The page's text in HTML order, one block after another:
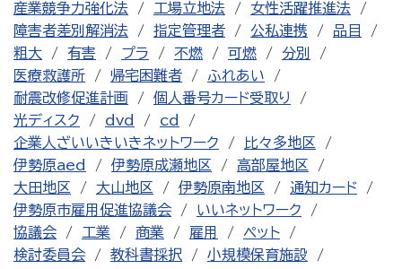
産業競争力強化法
工場立地法
女性活躍推進法
障害者差別解消法
指定管理者 公私連携
品目
粗大
有害 プラ 不燃 可燃
分別
医療救護所
帰宅困難者
ふれあい
耐震改修促進計画
個人番号カード受取り
光ディスク
dvd
cd
企業人ざいいきいきネットワーク
比々多地区
伊勢原aed
伊勢原成瀬地区
高部屋地区
大田地区
大山地区 伊勢原南地区
通知カード
伊勢原市雇用促進協議会
いいネットワーク
協議会
工業 商業 雇用
ペット
検討委員会
教科書採択
小規模保育施設